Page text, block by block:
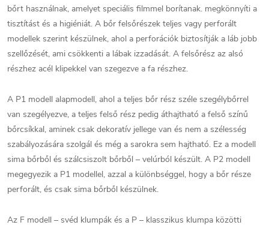
bőrt használnak, amelyet speciális filmmel borítanak. megkönnyíti a
tisztítást és a higiéniát. A bőr felsőrészek teljes vagy perforált
modellek szerint készülnek, ahol a perforációk biztosítják a láb jobb
szellőzését, ami csökkenti a lábak izzadását. A felsőrész az alsó
részhez acél klipekkel van szegezve a fa részhez.
A P1 modell alapmodell, ahol a teljes bőr rész széle szegélybőrrel
van szegélyezve, a teljes felső rész pedig áthajtható a felső színű
bőrcsíkkal, aminek csak dekoratív jellege van és nem a szélesség
szabályozására szolgál és még a sarokra sem hajtható. Ez a modell
sima bőrből és szálcsiszolt bőrből – velúrból készült. A P2 modell
megegyezik a P1 modellel, azzal a különbséggel, hogy a bőr része
perforált, és csak sima bőrből készülnek.
Az F modell – svéd klumpák és a P – klasszikus klumpa közötti